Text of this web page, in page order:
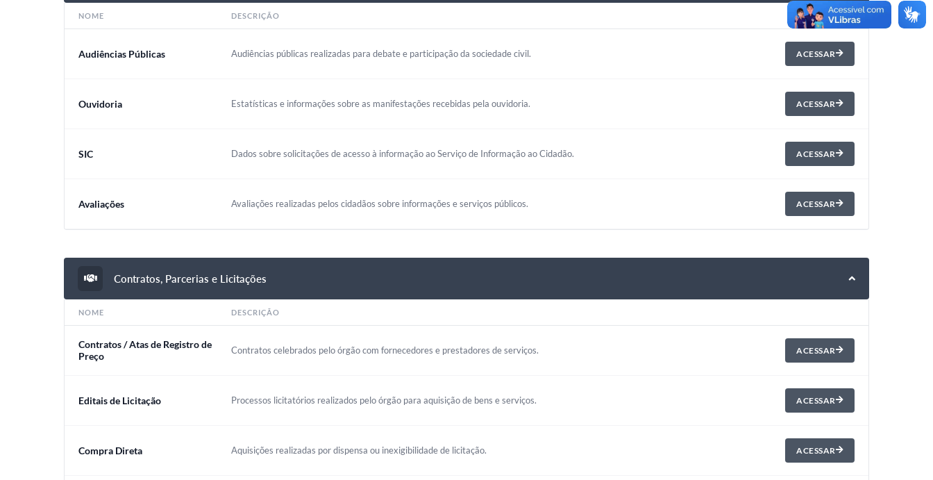
NOME DESCRIÇÃO
Audiências Públicas Audiências públicas realizadas para debate e participação da sociedade civil. ACESSAR
Ouvidoria Estatísticas e informações sobre as manifestações recebidas pela ouvidoria. ACESSAR
SIC Dados sobre solicitações de acesso à informação ao Serviço de Informação ao Cidadão. ACESSAR
Avaliações Avaliações realizadas pelos cidadãos sobre informações e serviços públicos. ACESSAR
Contratos, Parcerias e Licitações
NOME DESCRIÇÃO
Contratos / Atas de Registro de
Preço
Contratos celebrados pelo órgão com fornecedores e prestadores de serviços. ACESSAR
Editais de Licitação Processos licitatórios realizados pelo órgão para aquisição de bens e serviços. ACESSAR
Compra Direta Aquisições realizadas por dispensa ou inexigibilidade de licitação. ACESSAR